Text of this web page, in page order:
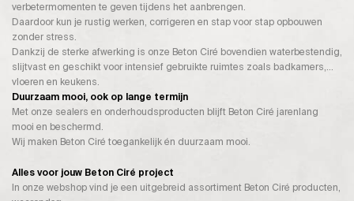
verbetermomenten te geven tijdens het aanbrengen.
Daardoor kun je rustig werken, corrigeren en stap voor stap opbouwen
zonder stress.
Dankzij de sterke afwerking is onze Beton Ciré bovendien waterbestendig,
slijtvast en geschikt voor intensief gebruikte ruimtes zoals badkamers,
vloeren en keukens.
Duurzaam mooi, ook op lange termijn
Met onze sealers en onderhoudsproducten blijft Beton Ciré jarenlang
mooi en beschermd.
Wij maken Beton Ciré toegankelijk én duurzaam mooi.
Alles voor jouw Beton Ciré project
In onze webshop vind je een uitgebreid assortiment Beton Ciré producten,